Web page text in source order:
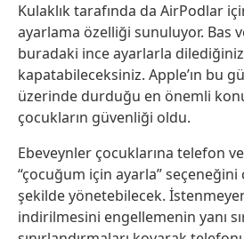
Kulaklık tarafında da AirPodlar
ayarlama özelliği sunuluyor. Bas
buradaki ince ayarlarla dilediğiniz
kapatabileceksiniz. Apple’ın bu
üzerinde durduğu en önemli
çocukların güvenliği oldu.
Ebeveynler çocuklarına telefon
“çocuğum için ayarla”
şekilde yönetebilecek.
indirilmesini engellemenin yanı